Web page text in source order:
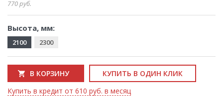
770руб.
Высота, мм:
2100 2300
В КОРЗИНУ
КУПИТЬ В ОДИН КЛИК
Купить в кредит от 610 руб. в месяц